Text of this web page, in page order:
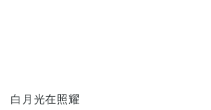
白月光在照耀